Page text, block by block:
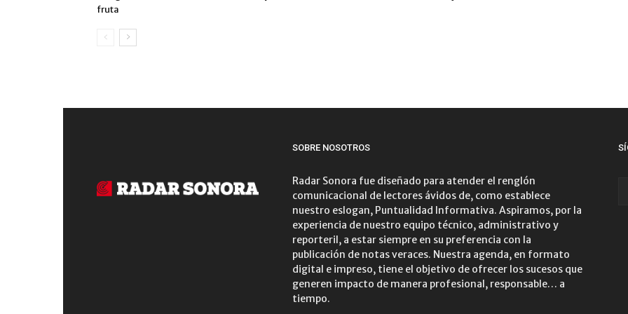
fruta
SOBRE NOSOTROS
Radar Sonora fue diseñado para atender el renglón
comunicacional de lectores ávidos de, como establece
nuestro eslogan, Puntualidad Informativa. Aspiramos, por la
experiencia de nuestro equipo técnico, administrativo y
reporteril, a estar siempre en su preferencia con la
publicación de notas veraces. Nuestra agenda, en formato
digital e impreso, tiene el objetivo de ofrecer los sucesos que
generen impacto de manera profesional, responsable… a
tiempo.